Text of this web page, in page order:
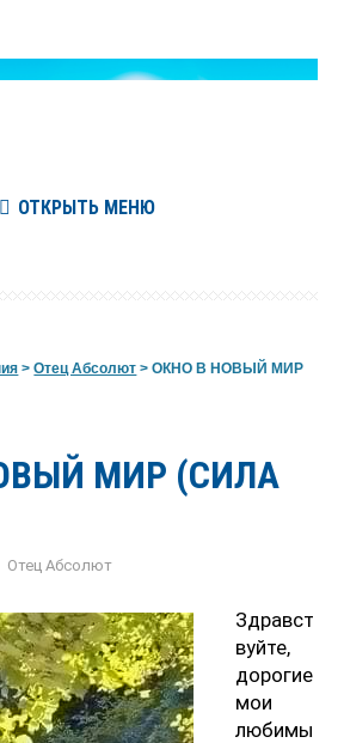
ОТКРЫТЬ МЕНЮ
>Отец Абсолют >ОКНО В НОВЫЙ МИР
МИР (СИЛА
Отец Абсолют
Здравст
вуйте,
дорогие
мои
любимы